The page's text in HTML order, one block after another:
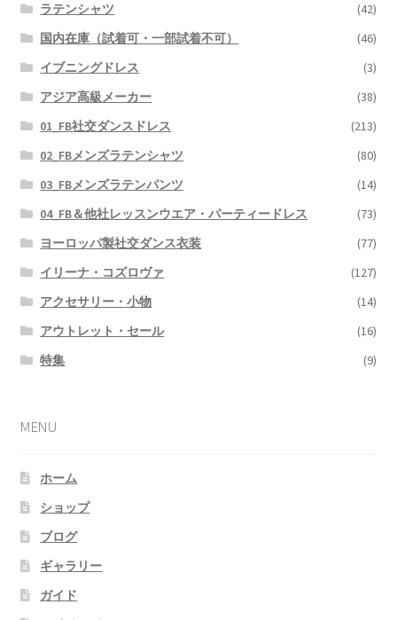
ラテンシャツ
(42)
国内在庫（試着可・一部試着不可）
(46)
イブニングドレス
(3)
アジア高級メーカー
(38)
01_FB社交ダンスドレス
(213)
02_FBメンズラテンシャツ
(80)
03_FBメンズラテンパンツ
(14)
04_FB＆他社レッスンウエア・パーティードレス
(73)
ヨーロッパ製社交ダンス衣装
(77)
イリーナ・コズロヴァ
(127)
アクセサリー・小物
(14)
アウトレット・セール
(16)
特集
(9)
MENU
ホーム
ショップ
ブログ
ギャラリー
ガイド